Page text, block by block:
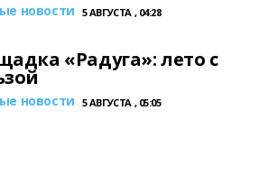
новости 5 АВГУСТА , 04:28
«Радуга»: лето с
новости 5 АВГУСТА , 05:05